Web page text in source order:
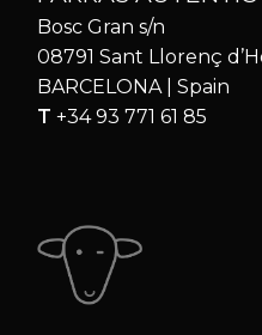
Bosc Gran s/n
08791 Sant Llorenç
BARCELONA | Spain
T +34 93 771 61 85